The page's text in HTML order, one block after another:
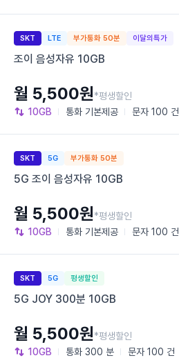
SKT LTE 부가통화 50분 이달의특가
조이 음성자유 10GB
10GB 통화 기본제공 문자 100 건
월 5,500원*평생할인
SKT 5G 부가통화 50분
5G 조이 음성자유 10GB
10GB 통화 기본제공 문자 100 건
월 5,500원*평생할인
SKT 5G 평생할인
5G JOY 300분 10GB
10GB 통화 300 분 문자 100 건
월 5,500원*평생할인